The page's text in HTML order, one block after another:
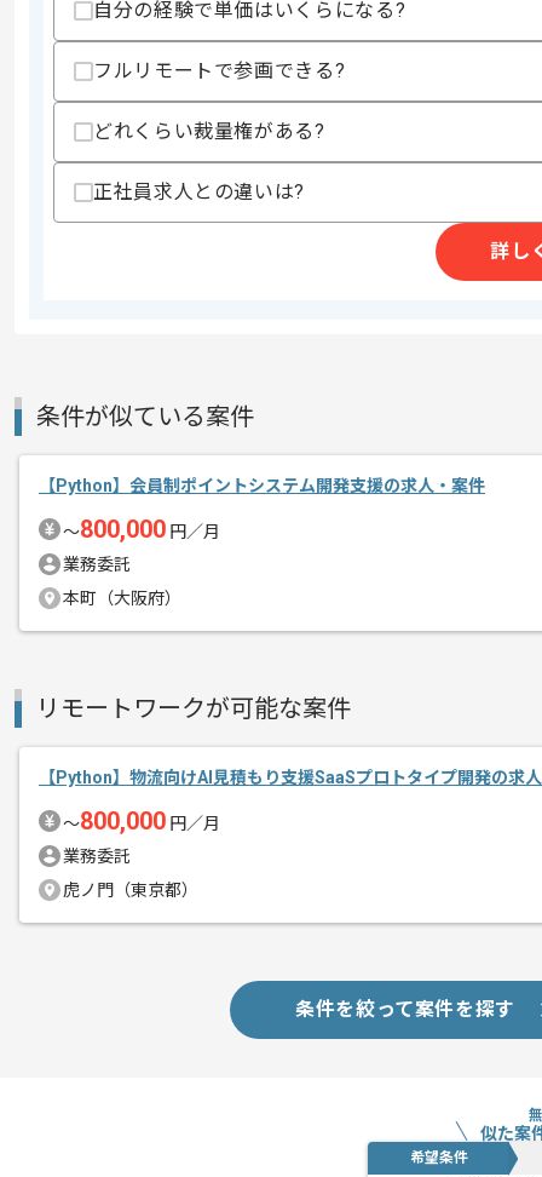
その他募集要項
商談回数
募集人数
2人
作業開始日
週2日～3日ほどリモートでの作業を想
※リモート頻度は習熟度や状況に応じ
自分の経験で単価はいくらになる?
フルリモートで参画できる?
どれくらい裁量権がある?
正社員求人との違いは?
詳し
条件が似ている案件
【Python】会員制ポイントシステム開発支援の求人・案件
〜800,000 円／月
業務委託
本町（大阪府）
リモートワークが可能な案件
【Python】物流向けAI見積もり支援SaaSプロトタイプ開発の求
〜800,000 円／月
業務委託
虎ノ門（東京都）
条件を絞って案件を探す
似た案
希望条件